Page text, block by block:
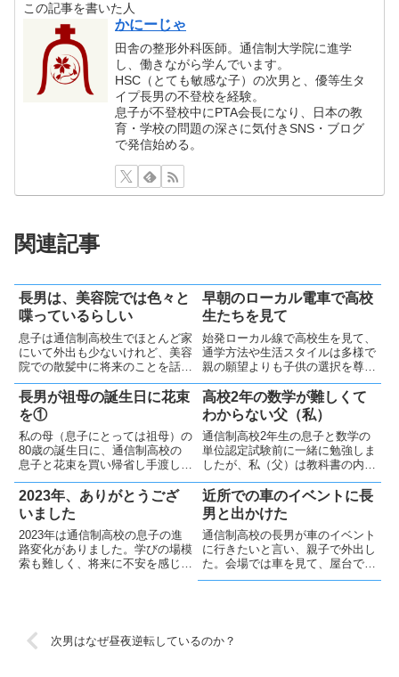
この記事を書いた人
かにーじゃ
田舎の整形外科医師。通信制大学院に進学
し、働きながら学んでいます。
HSC（とても敏感な子）の次男と、優等生タ
イプ長男の不登校を経験。
息子が不登校中にPTA会長になり、日本の教
育・学校の問題の深さに気付きSNS・ブログ
で発信始める。
関連記事
長男は、美容院では色々と
喋っているらしい
息子は通信制高校生でほとんど家
にいて外出も少ないけれど、美容
院での散髪中に将来のことを話し
ているらしい。学校からのストレ
スも減り、美容院が良いコミュニ
ケーションの場となっている様で
す😊
早朝のローカル電車で高校
生たちを見て
始発ローカル線で高校生を見て、
通学方法や生活スタイルは多様で
親の願望よりも子供の選択を尊重
してあげることが貴重な青春にな
るだろうと思いました。
長男が祖母の誕生日に花束
を①
私の母（息子にとっては祖母）の
80歳の誕生日に、通信制高校の
息子と花束を買い帰省し手渡しま
した。中学で不登校になった子の
成長した姿を見て、喜んでいるよ
うでした😂
高校2年の数学が難しくて
わからない父（私）
通信制高校2年生の息子と数学の
単位認定試験前に一緒に勉強しま
したが、私（父）は教科書の内容
がほぼわからず役に立ちませんで
した。単位認定試験をきちんと受
験するのかやや心配です😟
2023年、ありがとうござ
いました
2023年は通信制高校の息子の進
路変化がありました。学びの場模
索も難しく、将来に不安を感じつ
近所での車のイベントに長
男と出かけた
通信制高校の長男が車のイベント
に行きたいと言い、親子で外出し
た。会場では車を見て、屋台で焼
きそばを買って帰った。次男も食
次男はなぜ昼夜逆転しているのか？